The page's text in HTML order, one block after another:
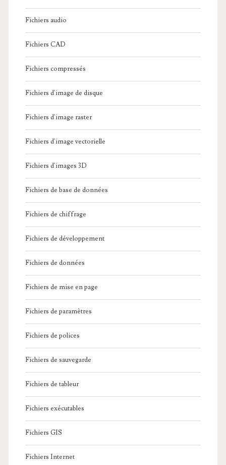
Fichiers audio
Fichiers CAD
Fichiers compressés
Fichiers d'image de disque
Fichiers d'image raster
Fichiers d'image vectorielle
Fichiers d'images 3D
Fichiers de base de données
Fichiers de chiffrage
Fichiers de développement
Fichiers de données
Fichiers de mise en page
Fichiers de paramètres
Fichiers de polices
Fichiers de sauvegarde
Fichiers de tableur
Fichiers exécutables
Fichiers GIS
Fichiers Internet